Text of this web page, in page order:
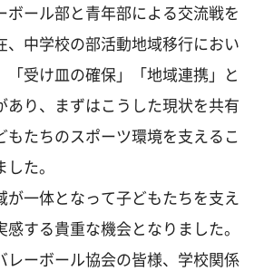
ボール部と青年部による交流戦を
、中学校の部活動地域移行におい
「受け皿の確保」「地域連携」と
あり、まずはこうした現状を共有
もたちのスポーツ環境を支えるこ
た。
が一体となって子どもたちを支え
する貴重な機会となりました。
レーボール協会の皆様、学校関係